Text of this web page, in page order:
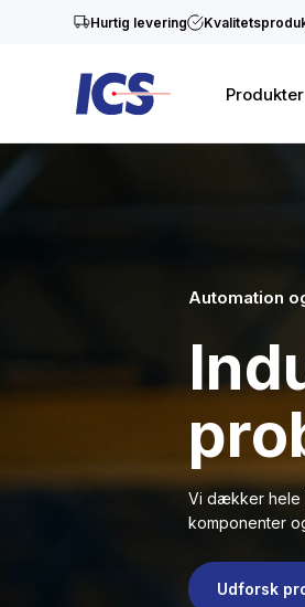
Hurtig levering
Produkter
Automation
Vi dækker hele
komponenter
Udforsk